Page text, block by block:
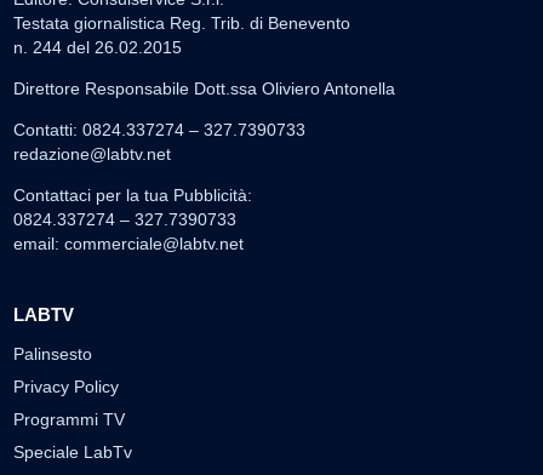
Testata giornalistica Reg. Trib. di Benevento
n. 244 del 26.02.2015
Direttore Responsabile Dott.ssa Oliviero Antonella
Contatti: 0824.337274 – 327.7390733
redazione@labtv.net
Contattaci per la tua Pubblicità:
0824.337274 – 327.7390733
email: commerciale@labtv.net
LABTV
Palinsesto
Privacy Policy
Programmi TV
Speciale LabTv